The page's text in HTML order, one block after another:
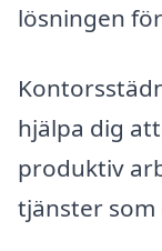
lösningen
hjälpa dig
produktiv
tjänster